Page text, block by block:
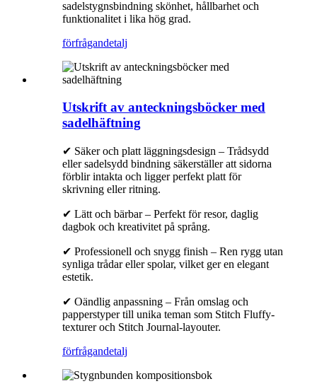
sadelstygnsbindning skönhet, hållbarhet och
funktionalitet i lika hög grad.
förfrågandetalj
Utskrift av anteckningsböcker med
sadelhäftning
✔ Säker och platt läggningsdesign – Trådsydd
eller sadelsydd bindning säkerställer att sidorna
förblir intakta och ligger perfekt platt för
skrivning eller ritning.
✔ Lätt och bärbar – Perfekt för resor, daglig
dagbok och kreativitet på språng.
✔ Professionell och snygg finish – Ren rygg utan
synliga trådar eller spolar, vilket ger en elegant
estetik.
✔ Oändlig anpassning – Från omslag och
papperstyper till unika teman som Stitch Fluffy-
texturer och Stitch Journal-layouter.
förfrågandetalj